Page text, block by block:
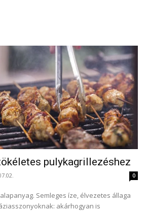
pulykagrillezéshez
0
Semleges íze, élvezetes állaga
akárhogyan is